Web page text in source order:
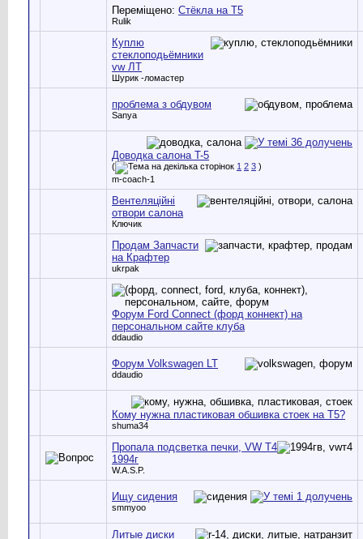
Переміщено: Стёкла на Т5
Rulik
Куплю
стеклоподьёмники
vw ЛТ
Шурик -ломастер
проблема з обдувом
Sanya
Доводка салона T-5
( 1 2 3 )
m-coach-1
Вентеляційні
отвори салона
Ключик
Продам Запчасти
на Крафтер
ukrpak
Форум Ford Connect (форд коннект) на
персональном сайте клуба
ddaudio
Форум Volkswagen LT
ddaudio
Кому нужна пластиковая обшивка стоек на Т5?
shuma34
Пропала подсветка печки, VW T4
1994г
W.A.S.P.
Ищу сидения
smmyoo
Литые диски